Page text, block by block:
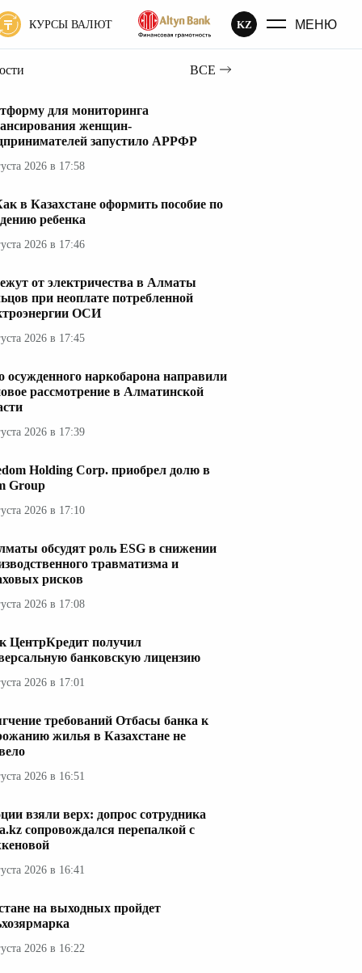
КУРСЫ ВАЛЮТ KZ МЕНЮ
ВСЕ
для мониторинга
женщин-
запустило АРРФР
2026 в 17:58
в Казахстане оформить пособие по
ребенка
2026 в 17:46
от электричества в Алматы
при неоплате потребленной
ОСИ
2026 в 17:45
осужденного наркобарона направили
рассмотрение в Алматинской
2026 в 17:39
Holding Corp. приобрел долю в
Group
2026 в 17:10
обсудят роль ESG в снижении
травматизма и
рисков
2026 в 17:08
ЦентрКредит получил
банковскую лицензию
2026 в 17:01
требований Отбасы банка к
жилья в Казахстане не
2026 в 16:51
взяли верх: допрос сотрудника
сопровождался перепалкой с
2026 в 16:41
на выходных пройдет
2026 в 16:22